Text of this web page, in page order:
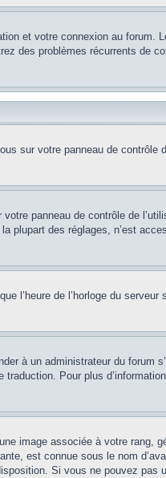
et votre connexion au forum.
des problèmes récurrents de
sur votre panneau de contrôle
panneau de contrôle de
plupart des réglages, n’est
l’heure de l’horloge du
à un administrateur du forum
Pour plus
image associée à votre rang,
est connue sous le nom
Si vous ne pouvez pas